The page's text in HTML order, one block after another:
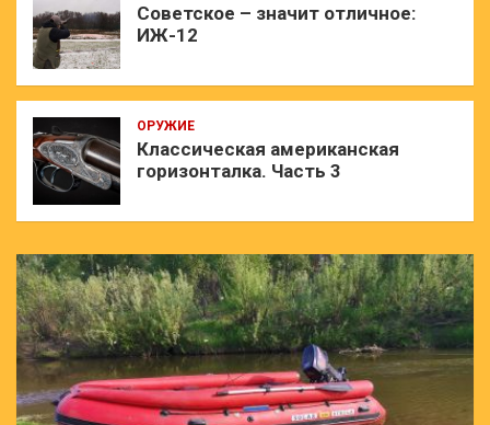
Советское – значит отличное:
ИЖ-12
ОРУЖИЕ
Классическая американская
горизонталка. Часть 3